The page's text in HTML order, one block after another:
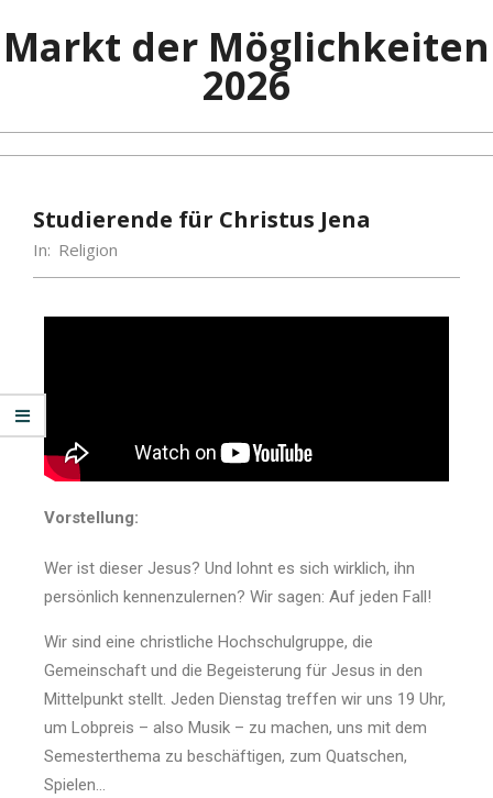
Markt der Möglichkeiten
2026
Studierende für Christus Jena
In: Religion
Vorstellung:
Wer ist dieser Jesus? Und lohnt es sich wirklich, ihn
persönlich kennenzulernen? Wir sagen: Auf jeden Fall!
Wir sind eine christliche Hochschulgruppe, die
Gemeinschaft und die Begeisterung für Jesus in den
Mittelpunkt stellt. Jeden Dienstag treffen wir uns 19 Uhr,
um Lobpreis – also Musik – zu machen, uns mit dem
Semesterthema zu beschäftigen, zum Quatschen,
Spielen…